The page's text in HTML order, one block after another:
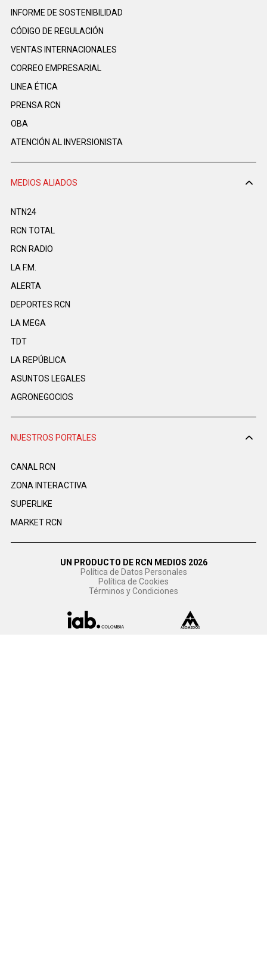
INFORME DE SOSTENIBILIDAD
CÓDIGO DE REGULACIÓN
VENTAS INTERNACIONALES
CORREO EMPRESARIAL
LINEA ÉTICA
PRENSA RCN
OBA
ATENCIÓN AL INVERSIONISTA
MEDIOS ALIADOS
NTN24
RCN TOTAL
RCN RADIO
LA F.M.
ALERTA
DEPORTES RCN
LA MEGA
TDT
LA REPÚBLICA
ASUNTOS LEGALES
AGRONEGOCIOS
NUESTROS PORTALES
CANAL RCN
ZONA INTERACTIVA
SUPERLIKE
MARKET RCN
UN PRODUCTO DE RCN MEDIOS 2026
Política de Datos Personales
Política de Cookies
Términos y Condiciones